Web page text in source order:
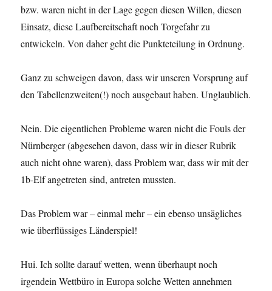
bzw. waren nicht in der Lage gegen diesen Willen, diesen
Einsatz, diese Laufbereitschaft noch Torgefahr zu
entwickeln. Von daher geht die Punkteteilung in Ordnung.
Ganz zu schweigen davon, dass wir unseren Vorsprung auf
den Tabellenzweiten(!) noch ausgebaut haben. Unglaublich.
Nein. Die eigentlichen Probleme waren nicht die Fouls der
Nürnberger (abgesehen davon, dass wir in dieser Rubrik
auch nicht ohne waren), dass Problem war, dass wir mit der
1b-Elf angetreten sind, antreten mussten.
Das Problem war – einmal mehr – ein ebenso unsägliches
wie überflüssiges Länderspiel!
Hui. Ich sollte darauf wetten, wenn überhaupt noch
irgendein Wettbüro in Europa solche Wetten annehmen